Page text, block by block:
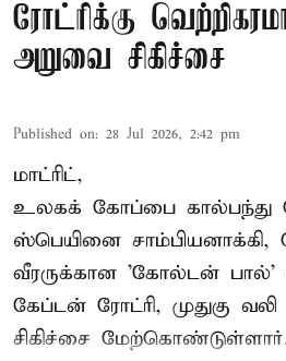
ரோட்ரிக்கு
அறுவை சிகிச்சை
Published on: 28 Jul 2026, 2:42 pm
மாட்ரிட்,
உலகக் கோப்பை கால்பந்து
ஸ்பெயினை சாம்பியனாக்கி,
வீரருக்கான 'கோல்டன் பால்'
கேப்டன் ரோட்ரி, முதுகு
சிகிச்சை